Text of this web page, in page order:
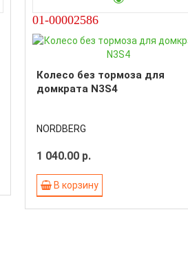
01-00002586
Колесо без тормоза для
домкрата N3S4
NORDBERG
1 040.00 р.
В корзину